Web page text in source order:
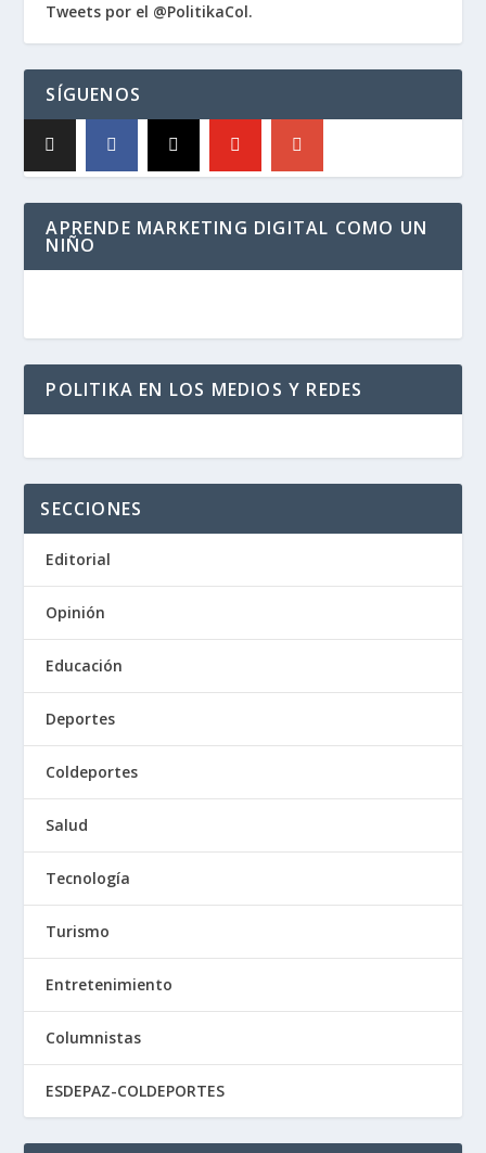
Tweets por el @PolitikaCol.
SÍGUENOS
APRENDE MARKETING DIGITAL COMO UN
NIÑO
POLITIKA EN LOS MEDIOS Y REDES
SECCIONES
Editorial
Opinión
Educación
Deportes
Coldeportes
Salud
Tecnología
Turismo
Entretenimiento
Columnistas
ESDEPAZ-COLDEPORTES